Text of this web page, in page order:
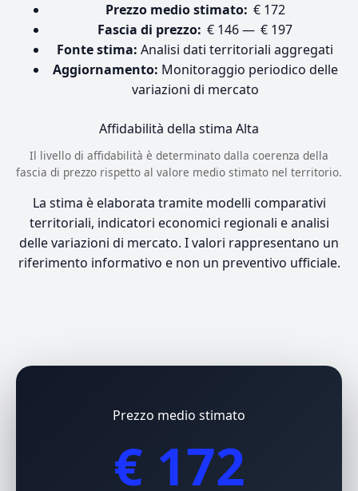
Prezzo medio stimato: € 172
Fascia di prezzo: € 146 — € 197
Fonte stima: Analisi dati territoriali aggregati
Aggiornamento: Monitoraggio periodico delle
variazioni di mercato
Affidabilità della stima Alta
Il livello di affidabilità è determinato dalla coerenza della
fascia di prezzo rispetto al valore medio stimato nel territorio.
La stima è elaborata tramite modelli comparativi
territoriali, indicatori economici regionali e analisi
delle variazioni di mercato. I valori rappresentano un
riferimento informativo e non un preventivo ufficiale.
Prezzo medio stimato
€ 172